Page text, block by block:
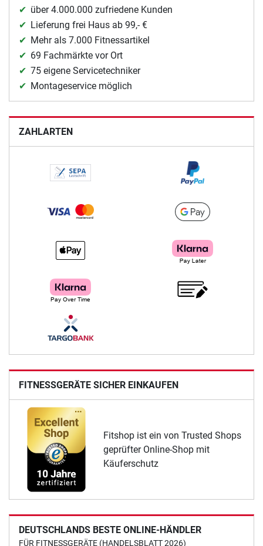
über 4.000.000 zufriedene Kunden
Lieferung frei Haus ab 99,- €
Mehr als 7.000 Fitnessartikel
69 Fachmärkte vor Ort
75 eigene Servicetechniker
Montageservice möglich
ZAHLARTEN
FITNESSGERÄTE SICHER EINKAUFEN
Fitshop ist ein von Trusted Shops
geprüfter Online-Shop mit
Käuferschutz
DEUTSCHLANDS BESTE ONLINE-HÄNDLER
FÜR FITNESSGERÄTE (HANDELSBLATT 2026)